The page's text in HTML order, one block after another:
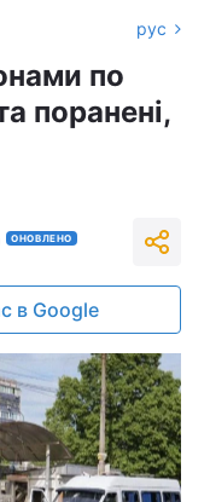
рус
по
поранені,
ОНОВЛЕНО
в Google